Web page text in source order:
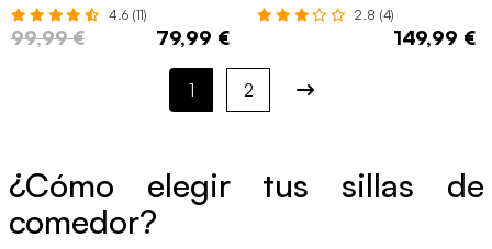
4.6 (11)
99,99 € 79,99 €
2.8 (4)
149,99 €
1 2
¿Cómo elegir tus sillas de
comedor?